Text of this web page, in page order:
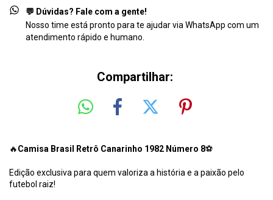
💬 Dúvidas? Fale com a gente!
Nosso time está pronto para te ajudar via WhatsApp com um
atendimento rápido e humano.
Compartilhar:
🔥Camisa Brasil Retrô Canarinho 1982 Número 8⚽
Edição exclusiva para quem valoriza a história e a paixão pelo
futebol raiz!